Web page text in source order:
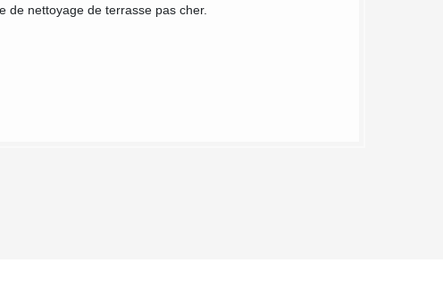
de nettoyage de terrasse pas cher.